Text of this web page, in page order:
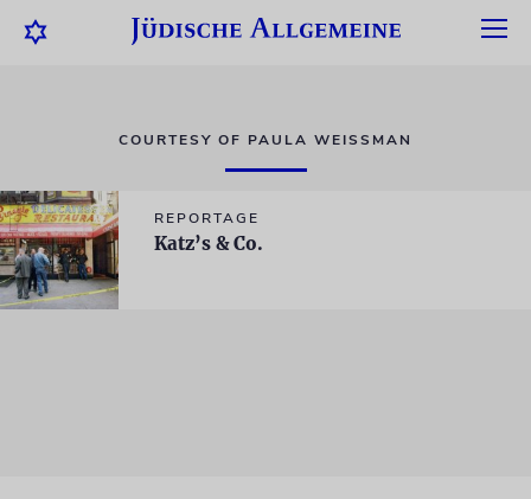
COURTESY OF PAULA WEISSMAN
REPORTAGE
Katz’s & Co.